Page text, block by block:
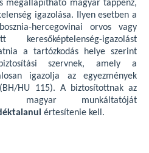
megállapítható magyar táppénz,
igazolása. Ilyen esetben a
hercegovinai orvos vagy
igazolást
a tartózkodás helye szerint
szervnek, amely a
igazolja az egyezmények
HU 115). A biztosítottnak az
magyar munkáltatóját
értesítenie kell.